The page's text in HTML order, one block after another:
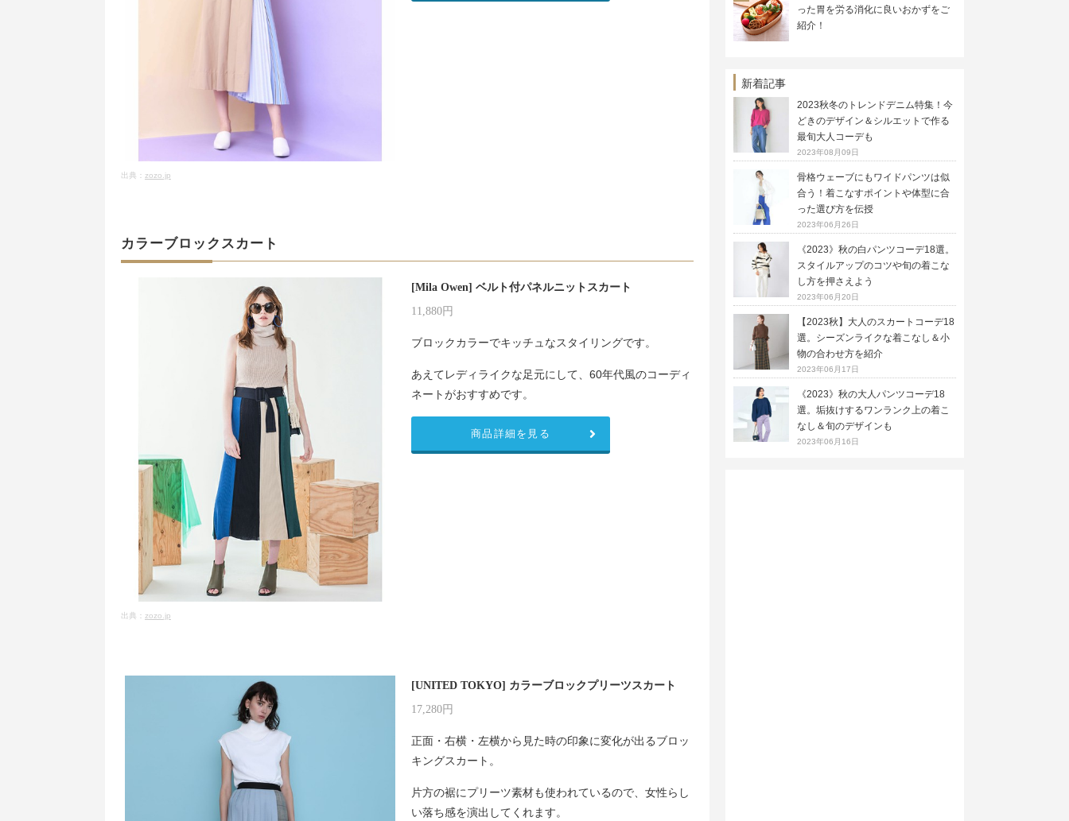
出典： zozo.jp
カラーブロックスカート
出典： zozo.jp
[Mila Owen] ベルト付パネルニットスカート
11,880円
ブロックカラーでキッチュなスタイリングです。
あえてレディライクな足元にして、60年代風のコーディ
ネートがおすすめです。
商品詳細を見る
[UNITED TOKYO] カラーブロックプリーツスカート
17,280円
正面・右横・左横から見た時の印象に変化が出るブロッ
キングスカート。
片方の裾にプリーツ素材も使われているので、女性らし
い落ち感を演出してくれます。
った胃を労る消化に良いおかずをご
紹介！
新着記事
2023秋冬のトレンドデニム特集！今
どきのデザイン＆シルエットで作る
最旬大人コーデも
2023年08月09日
骨格ウェーブにもワイドパンツは似
合う！着こなすポイントや体型に合
った選び方を伝授
2023年06月26日
《2023》秋の白パンツコーデ18選。
スタイルアップのコツや旬の着こな
し方を押さえよう
2023年06月20日
【2023秋】大人のスカートコーデ18
選。シーズンライクな着こなし＆小
物の合わせ方を紹介
2023年06月17日
《2023》秋の大人パンツコーデ18
選。垢抜けするワンランク上の着こ
なし＆旬のデザインも
2023年06月16日